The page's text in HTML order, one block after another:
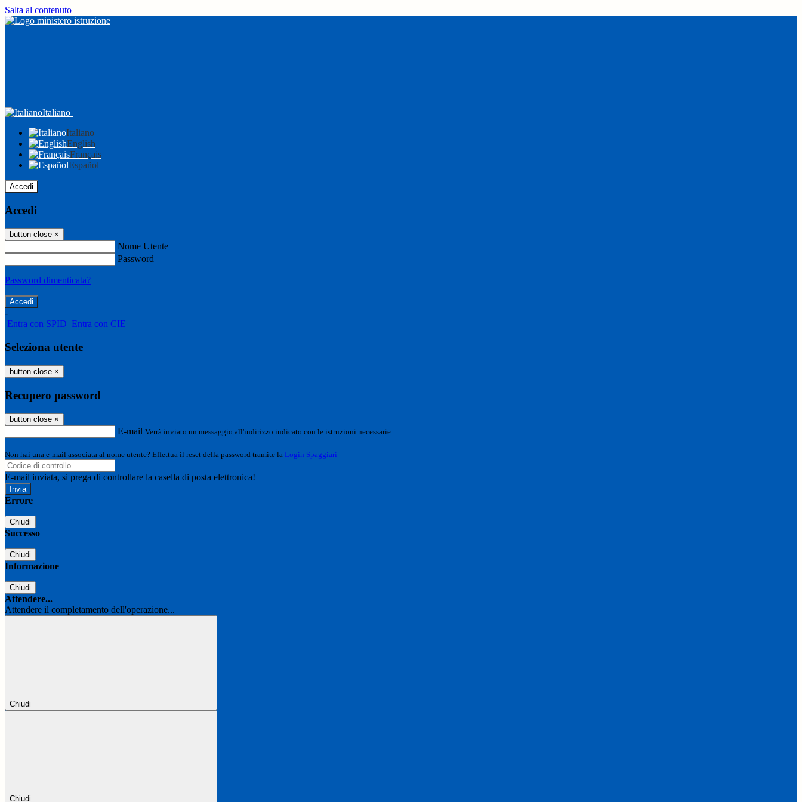
Salta al contenuto
Italiano
Italiano
English
Français
Español
Accedi
Accedi
button close ×
Nome Utente
Password
Password dimenticata?
-
Entra con SPID Entra con CIE
Seleziona utente
button close ×
Recupero password
button close ×
E-mail Verrà inviato un messaggio all'indirizzo indicato con le istruzioni necessarie.
Non hai una e-mail associata al nome utente? Effettua il reset della password tramite la Login Spaggiari
E-mail inviata, si prega di controllare la casella di posta elettronica!
Errore
Chiudi
Successo
Chiudi
Informazione
Chiudi
Attendere...
Attendere il completamento dell'operazione...
Chiudi
Chiudi